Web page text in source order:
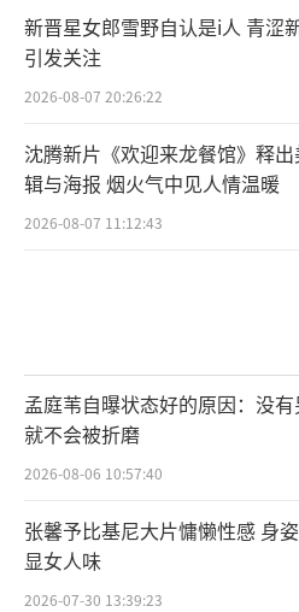
高空索道，没想到索道
止不动了！“小哭包”二
这样的场景，让平时爱
急哭了，面对突发状况
虎家庭发生了什么，让
已？杨云更是当场落泪，
晚八点，芒果TV&麦咭
编辑：郭一楠 CK001）
新晋星女郎雪野自认是i人 青涩
引发关注
2026-08-07 20:26:22
沈腾新片《欢迎来龙餐馆》释
辑与海报 烟火气中见人情温暖
2026-08-07 11:12:43
孟庭苇自曝状态好的原因：没
就不会被折磨
2026-08-06 10:57:40
张馨予比基尼大片慵懒性感 身
显女人味
2026-07-30 13:39:23